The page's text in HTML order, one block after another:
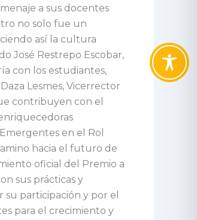
a sus docentes
no solo fue un
así la cultura
José Restrepo Escobar,
con los estudiantes,
Lesmes, Vicerrector
contribuyen con el
en el Rol
hacia el futuro de
oficial del Premio a
sus prácticas y
participación y por el
para el crecimiento y